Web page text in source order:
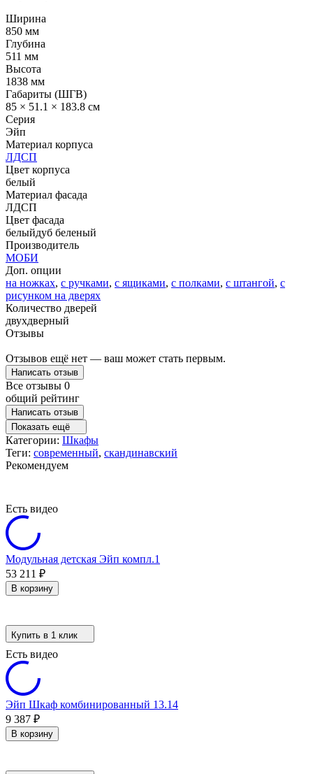
Ширина
850 мм
Глубина
511 мм
Высота
1838 мм
Габариты (ШГВ)
85 × 51.1 × 183.8 см
Серия
Эйп
Материал корпуса
ЛДСП
Цвет корпуса
белый
Материал фасада
ЛДСП
Цвет фасада
белыйдуб беленый
Производитель
МОБИ
Доп. опции
на ножках, с ручками, с ящиками, с полками, с штангой, с
рисунком на дверях
Количество дверей
двухдверный
Отзывы
Отзывов ещё нет — ваш может стать первым.
Написать отзыв
Все отзывы 0
общий рейтинг
Написать отзыв
Показать ещё
Категории: Шкафы
Теги: современный, скандинавский
Рекомендуем
Есть видео
Модульная детская Эйп компл.1
53 211 ₽
В корзину
Купить в 1 клик
Есть видео
Эйп Шкаф комбинированный 13.14
9 387 ₽
В корзину